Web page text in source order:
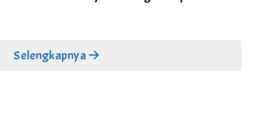
Selengkapnya